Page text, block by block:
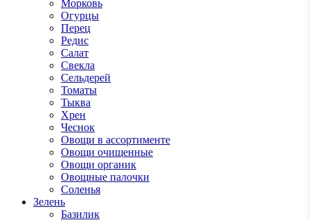
Морковь
Огурцы
Перец
Редис
Салат
Свекла
Сельдерей
Томаты
Тыква
Хрен
Чеснок
Овощи в ассортименте
Овощи очищенные
Овощи органик
Овощные палочки
Соленья
Зелень
Базилик